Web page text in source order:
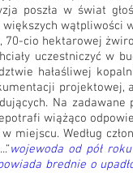
poszła w świat
wątpliwości
cio hektarowej
uczestniczyć w
hałaśliwej
projektowej,
Na
wiążąco
Według
wojewoda od pół
brednie o